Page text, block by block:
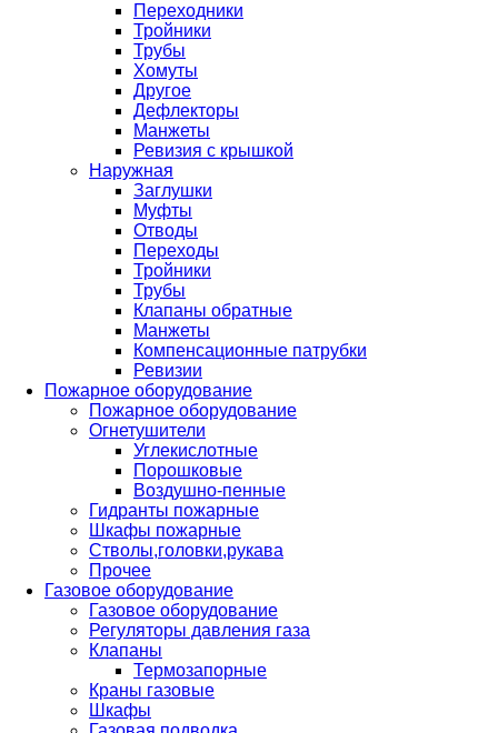
Переходники
Тройники
Трубы
Хомуты
Другое
Дефлекторы
Манжеты
Ревизия с крышкой
Наружная
Заглушки
Муфты
Отводы
Переходы
Тройники
Трубы
Клапаны обратные
Манжеты
Компенсационные патрубки
Ревизии
Пожарное оборудование
Пожарное оборудование
Огнетушители
Углекислотные
Порошковые
Воздушно-пенные
Гидранты пожарные
Шкафы пожарные
Стволы,головки,рукава
Прочее
Газовое оборудование
Газовое оборудование
Регуляторы давления газа
Клапаны
Термозапорные
Краны газовые
Шкафы